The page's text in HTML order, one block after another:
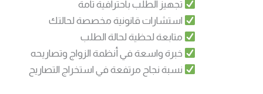
تجهيز الطلب باحترافية تامة
استشارات قانونية مخصصة لحالتك
متابعة لحظية لحالة الطلب
خبرة واسعة في أنظمة الزواج وتصاريحه
نسبة نجاح مرتفعة في استخراج التصاريح